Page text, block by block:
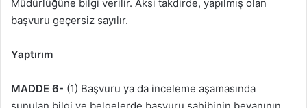
Müdürlüğüne bilgi verilir. Aksi takdirde, yapılmış olan
başvuru geçersiz sayılır.
Yaptırım
MADDE 6- (1) Başvuru ya da inceleme aşamasında